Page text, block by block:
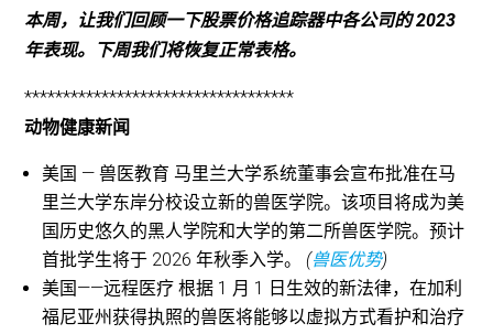
本周，让我们回顾一下股票价格追踪器中各公司的 2023
年表现。下周我们将恢复正常表格。
***********************************
动物健康新闻
美国 — 兽医教育 马里兰大学系统董事会宣布批准在马
里兰大学东岸分校设立新的兽医学院。该项目将成为美
国历史悠久的黑人学院和大学的第二所兽医学院。预计
首批学生将于 2026 年秋季入学。 (兽医优势)
美国——远程医疗 根据 1 月 1 日生效的新法律，在加利
福尼亚州获得执照的兽医将能够以虚拟方式看护和治疗